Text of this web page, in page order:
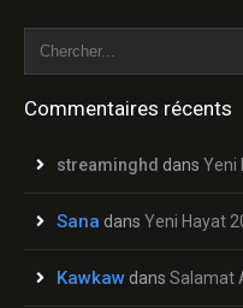
Commentaires récents
streaminghd dans Yeni
Sana dans Yeni Hayat
Kawkaw dans Salamat